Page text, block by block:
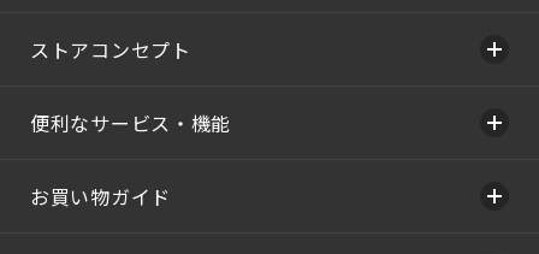
ストアコンセプト
便利なサービス・機能
お買い物ガイド